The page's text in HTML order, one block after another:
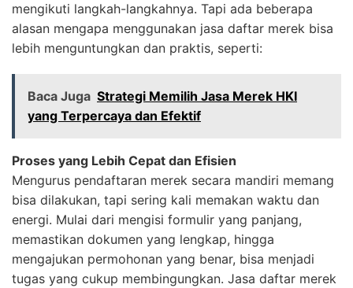
mengikuti langkah-langkahnya. Tapi ada beberapa
alasan mengapa menggunakan jasa daftar merek bisa
lebih menguntungkan dan praktis, seperti:
Baca Juga Strategi Memilih Jasa Merek HKI
yang Terpercaya dan Efektif
Proses yang Lebih Cepat dan Efisien
Mengurus pendaftaran merek secara mandiri memang
bisa dilakukan, tapi sering kali memakan waktu dan
energi. Mulai dari mengisi formulir yang panjang,
memastikan dokumen yang lengkap, hingga
mengajukan permohonan yang benar, bisa menjadi
tugas yang cukup membingungkan. Jasa daftar merek